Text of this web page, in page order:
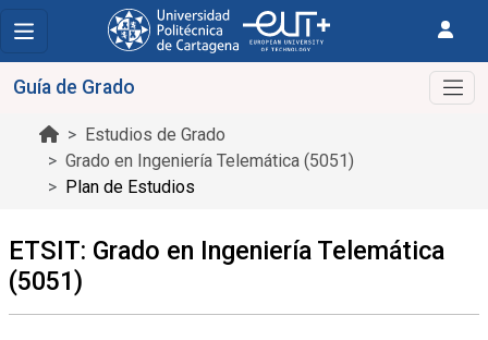
Estudios de Grado
Grado en Ingeniería Telemática (5051)
Plan de Estudios
Guía de Grado
ETSIT: Grado en Ingeniería Telemática
(5051)